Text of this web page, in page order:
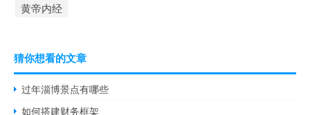
黄帝内经
猜你想看的文章
过年淄博景点有哪些
如何搭建财务框架